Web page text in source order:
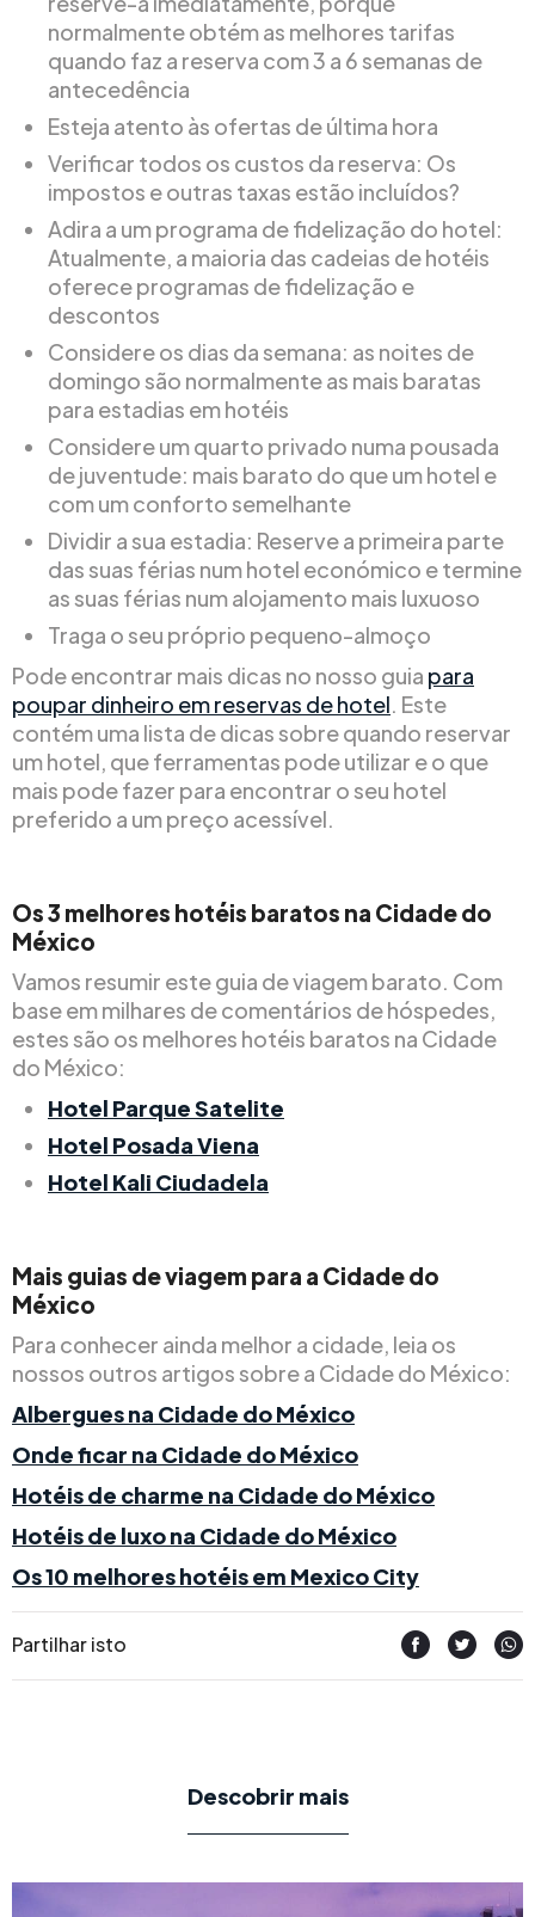
normalmente obtém as melhores tarifas
quando faz a reserva com 3 a 6 semanas de
antecedência
Esteja atento às ofertas de última hora
Verificar todos os custos da reserva: Os
impostos e outras taxas estão incluídos?
Adira a um programa de fidelização do hotel:
Atualmente, a maioria das cadeias de hotéis
oferece programas de fidelização e
descontos
Considere os dias da semana: as noites de
domingo são normalmente as mais baratas
para estadias em hotéis
Considere um quarto privado numa pousada
de juventude: mais barato do que um hotel e
com um conforto semelhante
Dividir a sua estadia: Reserve a primeira parte
das suas férias num hotel económico e termine
as suas férias num alojamento mais luxuoso
Traga o seu próprio pequeno-almoço
Pode encontrar mais dicas no nosso guia para
poupar dinheiro em reservas de hotel. Este
contém uma lista de dicas sobre quando reservar
um hotel, que ferramentas pode utilizar e o que
mais pode fazer para encontrar o seu hotel
preferido a um preço acessível.
Os 3 melhores hotéis baratos na Cidade do
México
Vamos resumir este guia de viagem barato. Com
base em milhares de comentários de hóspedes,
estes são os melhores hotéis baratos na Cidade
do México:
Hotel Parque Satelite
Hotel Posada Viena
Hotel Kali Ciudadela
Mais guias de viagem para a Cidade do
México
Para conhecer ainda melhor a cidade, leia os
nossos outros artigos sobre a Cidade do México:
Albergues na Cidade do México
Onde ficar na Cidade do México
Hotéis de charme na Cidade do México
Hotéis de luxo na Cidade do México
Os 10 melhores hotéis em Mexico City
Partilhar isto
Descobrir mais